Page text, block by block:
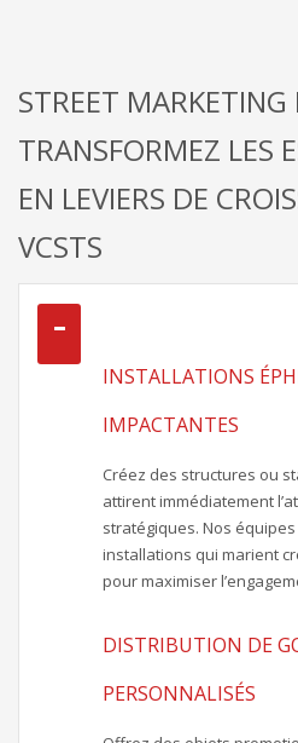
STREET MARKETING
TRANSFORMEZ LES
EN LEVIERS DE
VCSTS
INSTALLATIONS
IMPACTANTES
Créez des structures ou
attirent immédiatement
stratégiques. Nos
installations qui marient
pour maximiser
DISTRIBUTION DE
PERSONNALISÉS